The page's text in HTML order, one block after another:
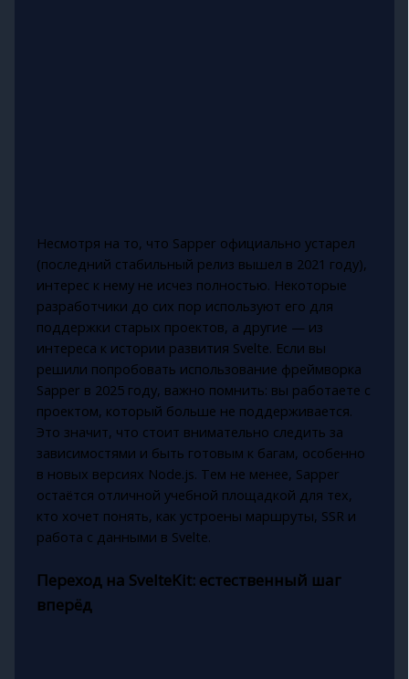
Несмотря на то, что Sapper официально устарел
(последний стабильный релиз вышел в 2021 году),
интерес к нему не исчез полностью. Некоторые
разработчики до сих пор используют его для
поддержки старых проектов, а другие — из
интереса к истории развития Svelte. Если вы
решили попробовать использование фреймворка
Sapper в 2025 году, важно помнить: вы работаете с
проектом, который больше не поддерживается.
Это значит, что стоит внимательно следить за
зависимостями и быть готовым к багам, особенно
в новых версиях Node.js. Тем не менее, Sapper
остаётся отличной учебной площадкой для тех,
кто хочет понять, как устроены маршруты, SSR и
работа с данными в Svelte.
Переход на SvelteKit: естественный шаг
вперёд